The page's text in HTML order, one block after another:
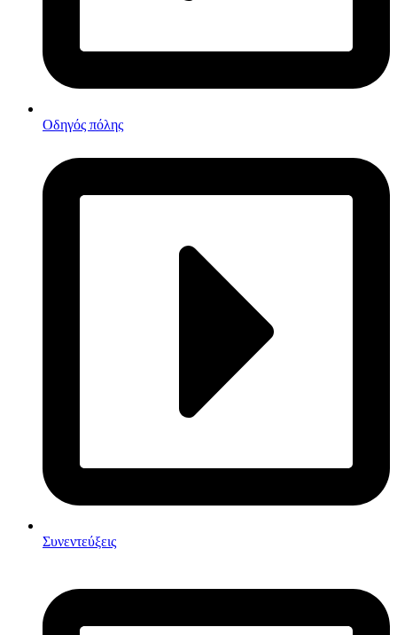
Οδηγός πόλης
Συνεντεύξεις